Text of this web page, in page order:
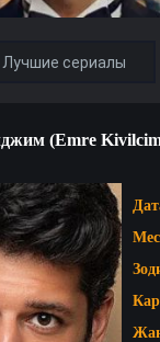
Лучшие сериалы
(Emre